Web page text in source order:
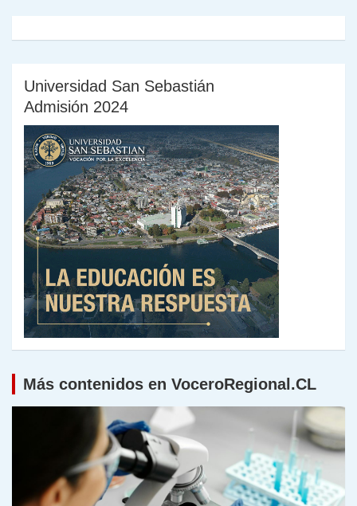
Universidad San Sebastián
Admisión 2024
Más contenidos en VoceroRegional.CL